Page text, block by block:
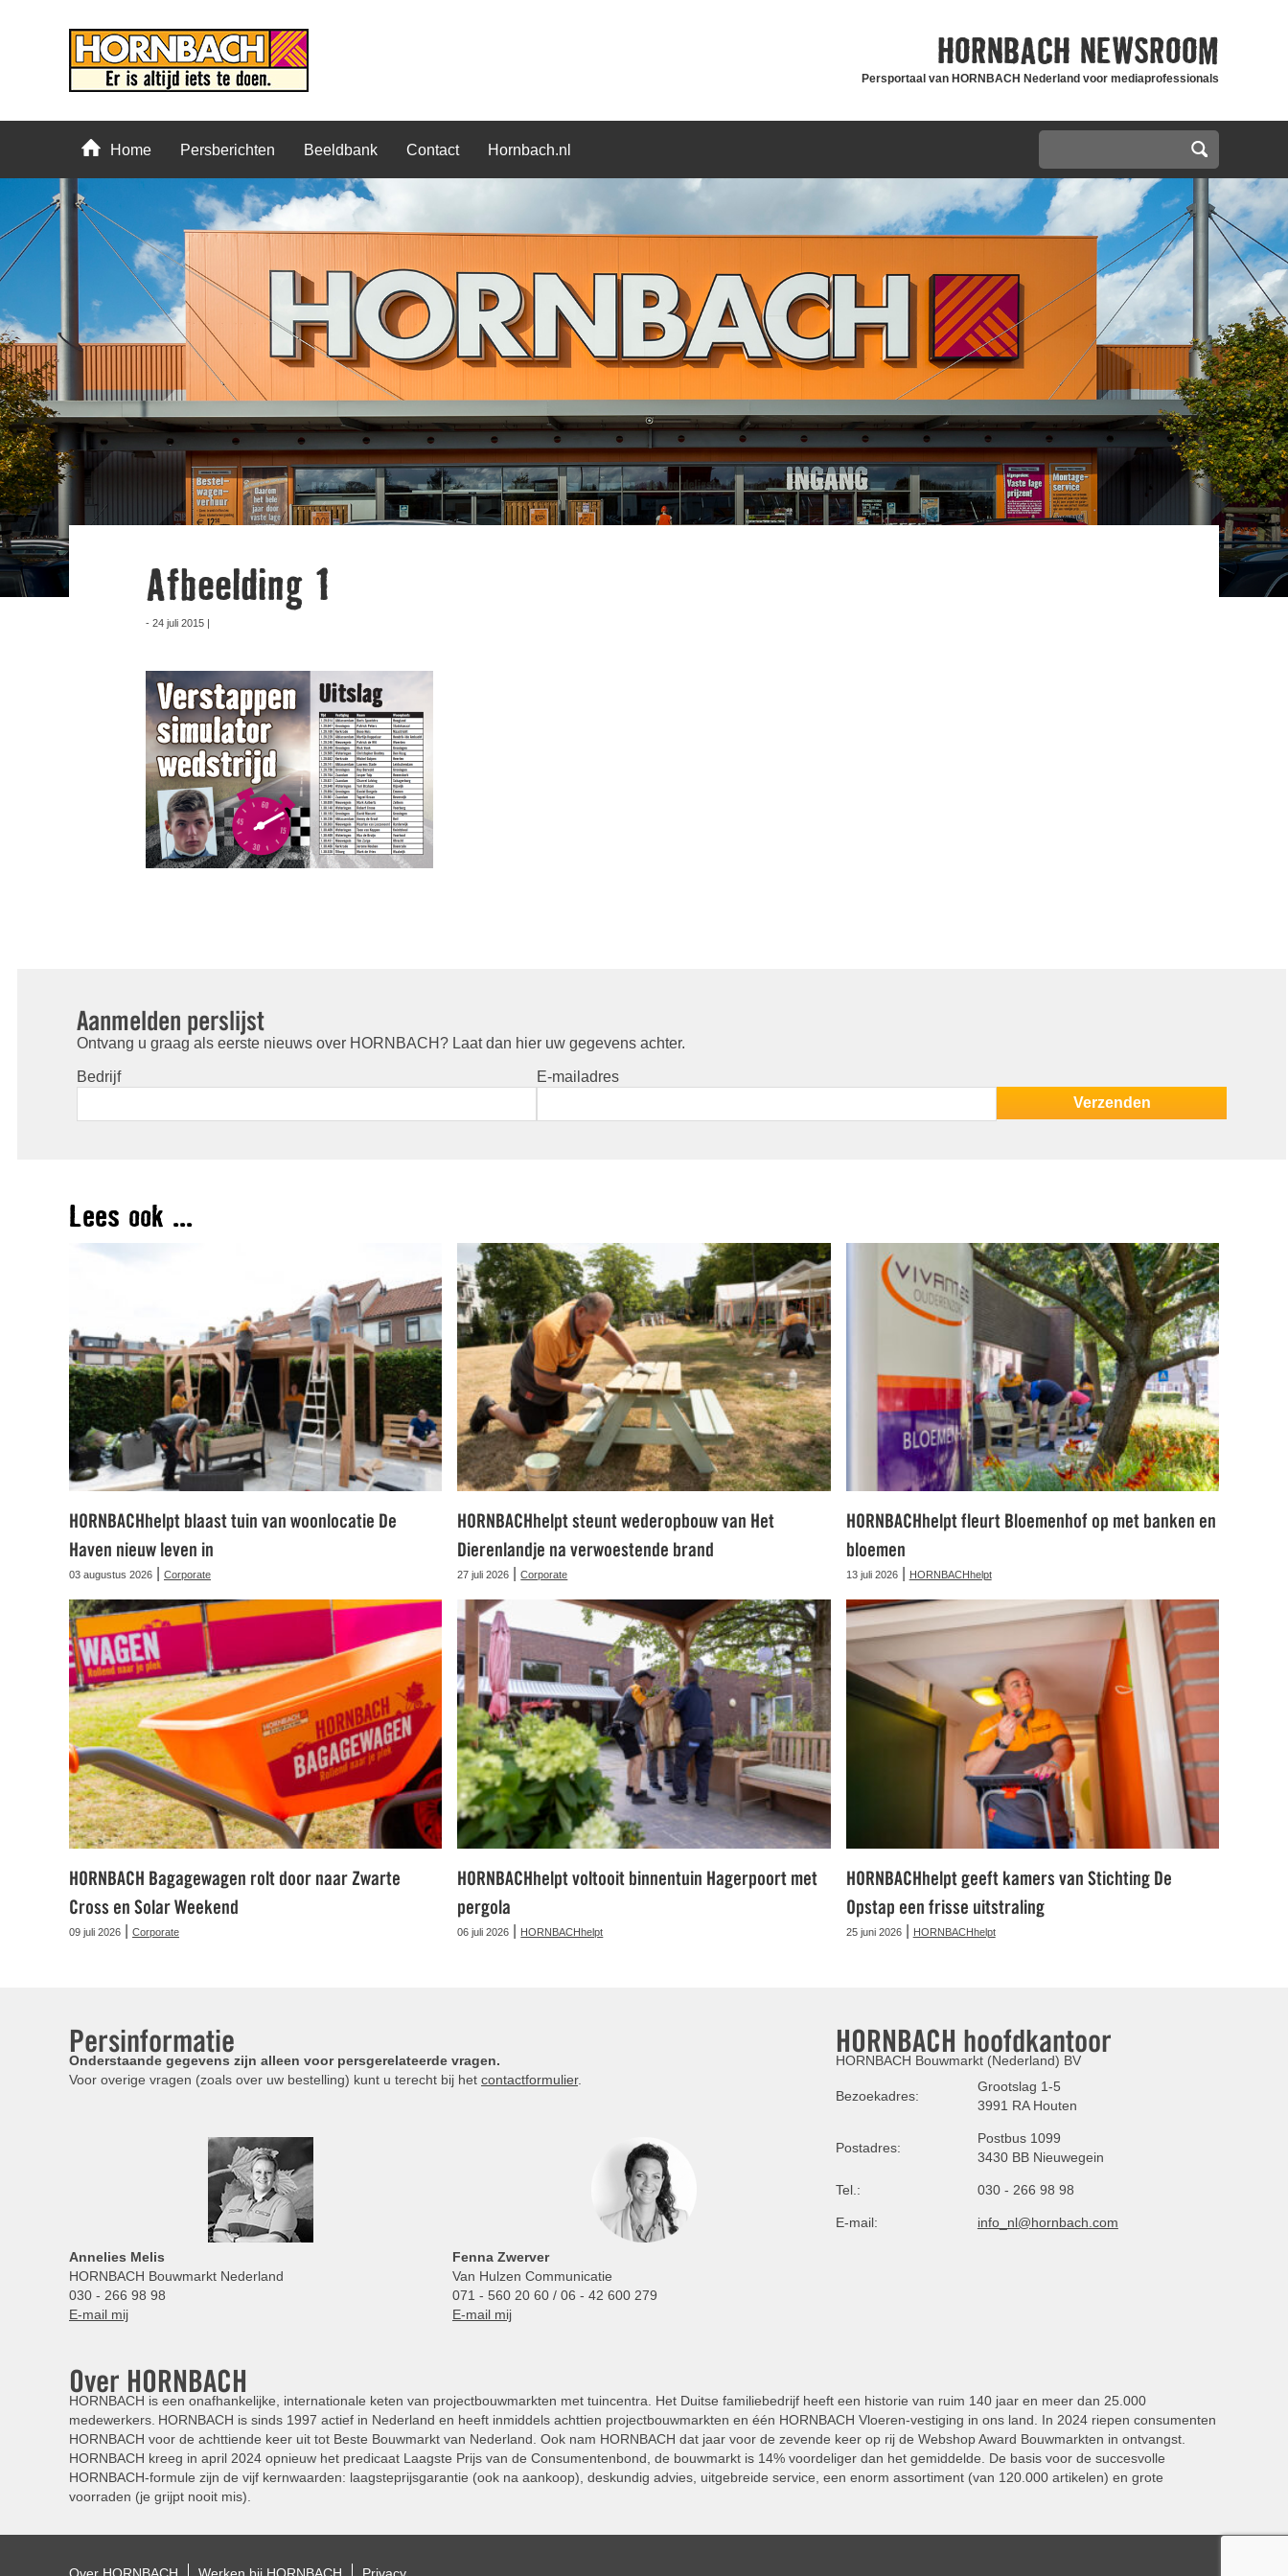
HORNBACH NEWSROOM
Persportaal van HORNBACH Nederland voor mediaprofessionals
Home Persberichten Beeldbank Contact Hornbach.nl
Afbeelding 1
- 24 juli 2015 |
Aanmelden perslijst
Ontvang u graag als eerste nieuws over HORNBACH? Laat dan hier uw gegevens achter.
Bedrijf E-mailadres
Lees ook ...
HORNBACHhelpt blaast tuin van woonlocatie De
Haven nieuw leven in
03 augustus 2026 Corporate
HORNBACHhelpt steunt wederopbouw van Het
Dierenlandje na verwoestende brand
27 juli 2026 |Corporate
HORNBACHhelpt fleurt Bloemenhof op met banken en
bloemen
13 juli 2026| HORNBACHhelpt
HORNBACH Bagagewagen rolt door naar Zwarte
Cross en Solar Weekend
09 juli 2026 Corporate
HORNBACHhelpt voltooit binnentuin Hagerpoort met
pergola
06 juli 2026 HORNBACHhelpt
HORNBACHhelpt geeft kamers van Stichting De
Opstap een frisse uitstraling
25 juni 2026| HORNBACHhelpt
Persinformatie
Onderstaande gegevens zijn alleen voor persgerelateerde vragen.
Voor overige vragen (zoals over uw bestelling) kunt u terecht bij het contactformulier.
Annelies Melis
HORNBACH Bouwmarkt Nederland
030 - 266 98 98
E-mail mij
Fenna Zwerver
Van Hulzen Communicatie
071 - 560 20 60 / 06 - 42 600 279
E-mail mij
HORNBACH hoofdkantoor
HORNBACH Bouwmarkt (Nederland) BV
Bezoekadres:
Grootslag 1-5
3991 RA Houten
Postadres:
Postbus 1099
3430 BB Nieuwegein
Tel.: 030 - 266 98 98
E-mail: info_nl@hornbach.com
Over HORNBACH
HORNBACH is een onafhankelijke, internationale keten van projectbouwmarkten met tuincentra. Het Duitse familiebedrijf heeft een historie van ruim 140 jaar en meer dan 25.000
medewerkers. HORNBACH is sinds 1997 actief in Nederland en heeft inmiddels achttien projectbouwmarkten en één HORNBACH Vloeren-vestiging in ons land. In 2024 riepen consumenten
HORNBACH voor de achttiende keer uit tot Beste Bouwmarkt van Nederland. Ook nam HORNBACH dat jaar voor de zevende keer op rij de Webshop Award Bouwmarkten in ontvangst.
HORNBACH kreeg in april 2024 opnieuw het predicaat Laagste Prijs van de Consumentenbond, de bouwmarkt is 14% voordeliger dan het gemiddelde. De basis voor de succesvolle
HORNBACH-formule zijn de vijf kernwaarden: laagsteprijsgarantie (ook na aankoop), deskundig advies, uitgebreide service, een enorm assortiment (van 120.000 artikelen) en grote
voorraden (je grijpt nooit mis).